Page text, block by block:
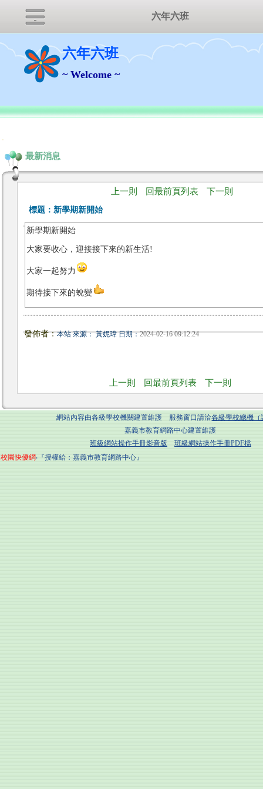
六年六班
~ Welcome ~
:::
最新消息
上一則 回最前頁列表 下一則
標題： 新學期新開始
新學期新開始
大家要收心，迎接接下來的新生活!
大家一起努力
期待接下來的蛻變
發佈者：本站 來源： 黃妮瑋 日期：2024-02-16 09:12:24
上一則 回最前頁列表 下一則
網站內容由各級學校機關建置維護 服務窗口請洽各級學校總機（
嘉義市教育網路中心建置維護
班級網站操作手冊影音版
班級網站操作手冊PDF檔
校園快優網‧『授權給：嘉義市教育網路中心』
六年六班